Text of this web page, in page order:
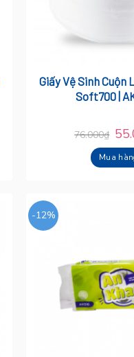
Giấy Vệ Sinh Cuộn
Soft700 |
76.000₫
Mua
-12%